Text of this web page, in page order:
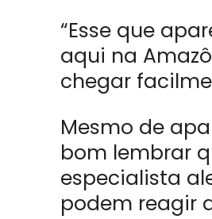
“Esse que
aqui na
chegar
Mesmo de
bom lembrar
especialista
podem reagir